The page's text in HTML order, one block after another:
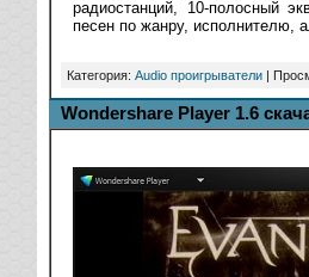
радиостанций, 10-полосный
песен по жанру, исполнителю,
Категория: Audio проигрыватели |
Wondershare Player 1.6